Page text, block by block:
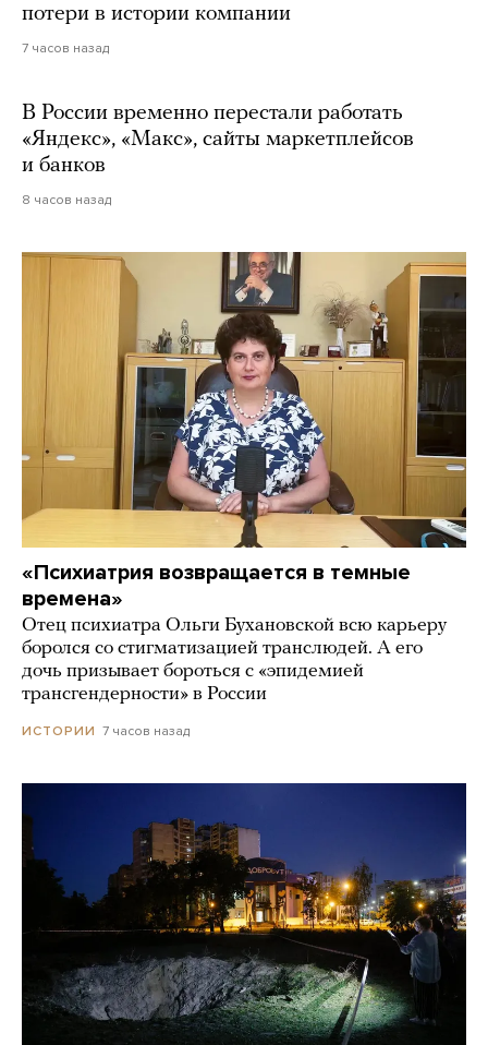
потери в истории компании
7 часов назад
В России временно перестали работать
«Яндекс», «Макс», сайты маркетплейсов
и банков
8 часов назад
«Психиатрия возвращается в темные
времена»
Отец психиатра Ольги Бухановской всю карьеру
боролся со стигматизацией транслюдей. А его
дочь призывает бороться с «эпидемией
трансгендерности» в России
ИСТОРИИ 7 часов назад